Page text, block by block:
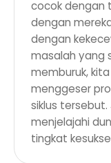
cocok dengan
dengan
dengan
masalah yang
memburuk,
menggeser
siklus
menjelajahi
tingkat